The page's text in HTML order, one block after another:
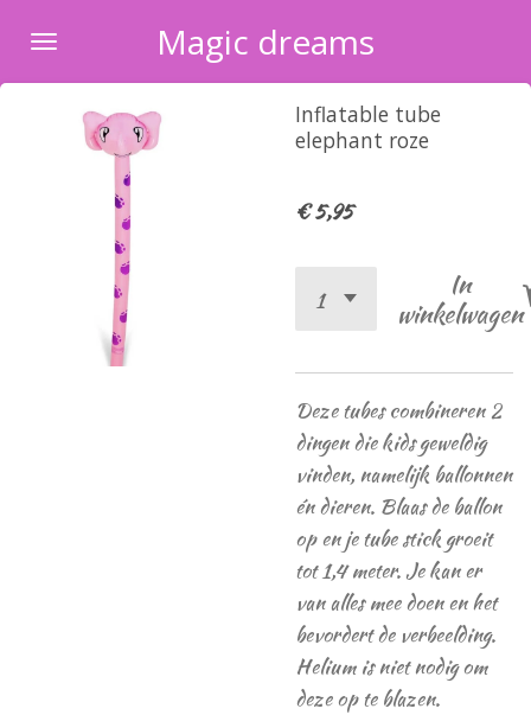
naar
hoofdinhoud
Magic dreams
Inflatable tube
elephant roze
€ 5,95
In
winkelwagen
Deze tubes combineren 2
dingen die kids geweldig
vinden, namelijk ballonnen
én dieren. Blaas de ballon
op en je tube stick groeit
tot 1,4 meter. Je kan er
van alles mee doen en het
bevordert de verbeelding.
Helium is niet nodig om
deze op te blazen.